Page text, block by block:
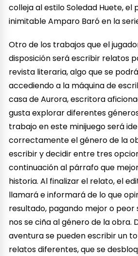
colleja al estilo Soledad Huete, el
inimitable Amparo Baró en la
Otro de los trabajos que el
disposición será escribir relatos
revista literaria, algo que se
accediendo a la máquina de
casa de Aurora, escritora
gusta explorar diferentes
trabajo en este minijuego será
correctamente el género de la
escribir y decidir entre tres
continuación al párrafo que
historia. Al finalizar el relato, el
llamará e informará de lo que
resultado, pagando mejor o peor
nos se ciña al género de la obra.
aventura se pueden escribir un
relatos diferentes, que se